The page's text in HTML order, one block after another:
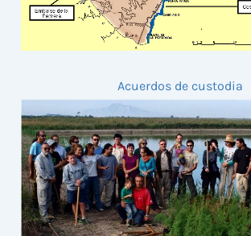
Acuerdos de custodia